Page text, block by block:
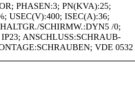
PHASEN:3; PN(KVA):25;
USEC(V):400; ISEC(A):36;
SCHIRMW.:DYN5 /0;
ANSCHLUSS:SCHRAUB-
VDE 0532